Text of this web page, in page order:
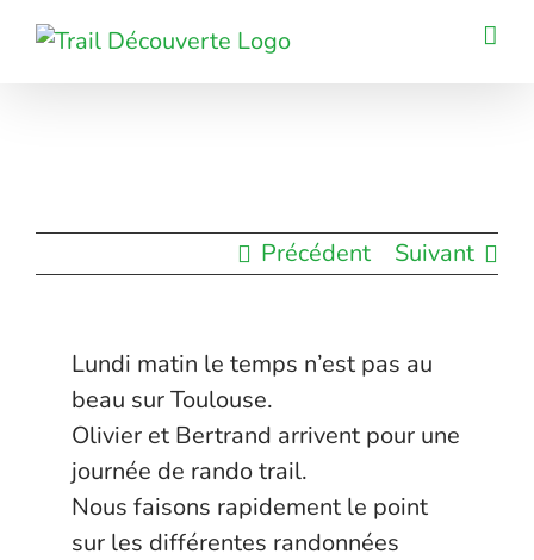
Passer
Précédent Suivant
Lundi matin le temps n’est pas au
beau sur Toulouse.
Olivier et Bertrand arrivent pour une
journée de rando trail.
Nous faisons rapidement le point
sur les différentes randonnées